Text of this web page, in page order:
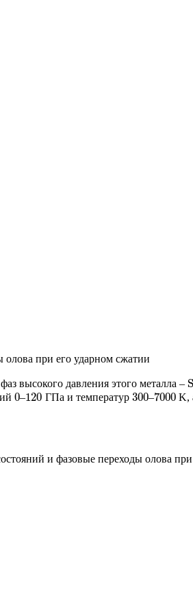
при его ударном сжатии
высокого давления этого металла –
0
0–120
120 ГПа и температур 300
300–7000
7000 K,
и фазовые переходы олова